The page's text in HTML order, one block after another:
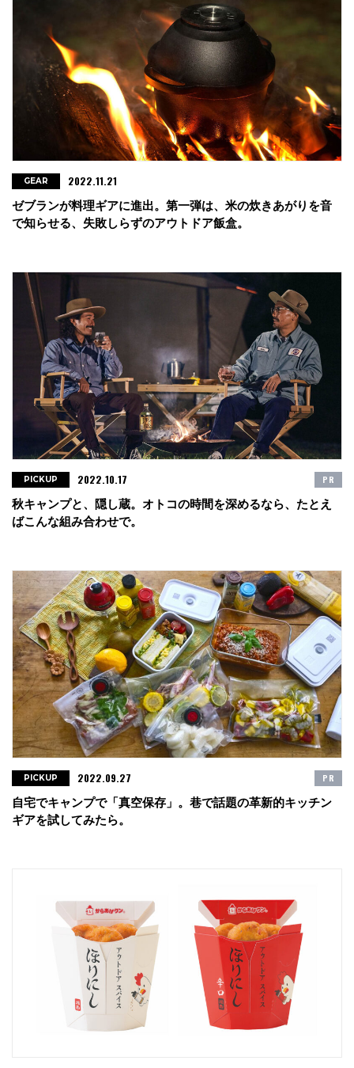
ゼブランが料理ギアに進出。第一弾は、米の炊きあがりを音
で知らせる、失敗しらずのアウトドア飯盒。
GEAR 2022.11.21
秋キャンプと、隠し蔵。オトコの時間を深めるなら、たとえ
ばこんな組み合わせで。
PICKUP 2022.10.17 PR
自宅でキャンプで「真空保存」。巷で話題の革新的キッチン
ギアを試してみたら。
PICKUP 2022.09.27 PR